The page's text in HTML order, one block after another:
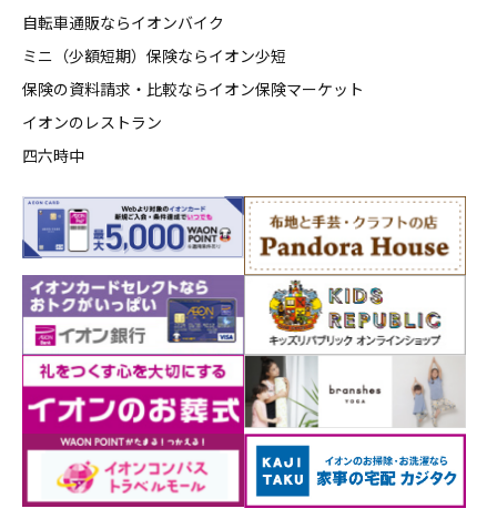
自転車通販ならイオンバイク
ミニ（少額短期）保険ならイオン少短
保険の資料請求・比較ならイオン保険マーケット
イオンのレストラン
四六時中